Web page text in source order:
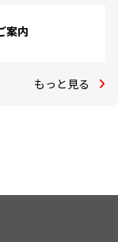
案内
もっと見る